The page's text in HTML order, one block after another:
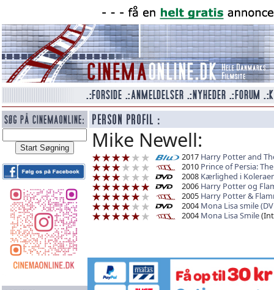
Mike Newell:
2017 Harry Potter and
2010 Prince of Persia:
2008 Kærlighed i
2006 Harry Potter og
2005 Harry Potter &
2004 Mona Lisa smile
2004 Mona Lisa Smile